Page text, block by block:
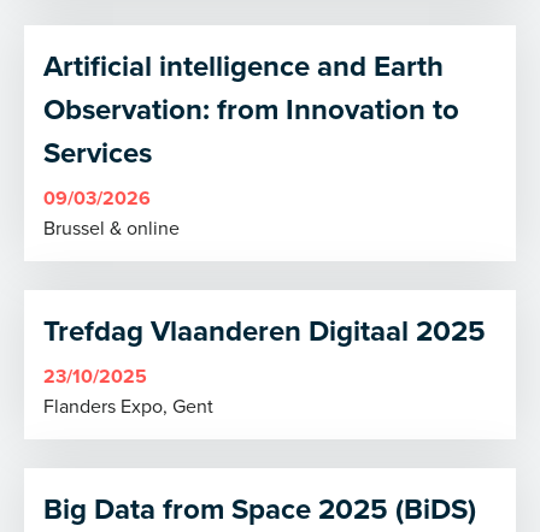
Artificial intelligence and Earth
Observation: from Innovation to
Services
09/03/2026
Brussel & online
Trefdag Vlaanderen Digitaal 2025
23/10/2025
Flanders Expo, Gent
Big Data from Space 2025 (BiDS)